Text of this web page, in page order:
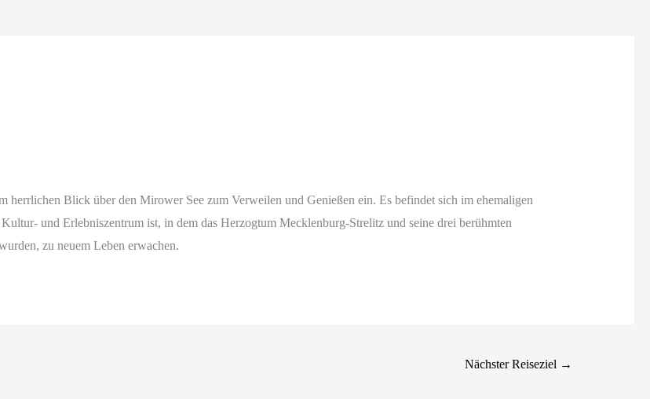
herrlichen Blick über den Mirower See zum Verweilen und Genießen ein. Es befindet sich im ehemaligen
und Erlebniszentrum ist, in dem das Herzogtum Mecklenburg-Strelitz und seine drei berühmten
zu neuem Leben erwachen.
Nächster Reiseziel →